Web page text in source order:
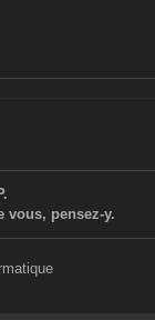
vous, pensez-y.